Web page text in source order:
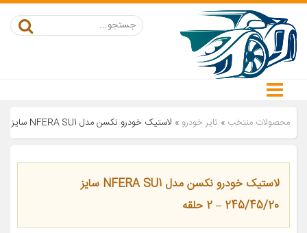
محصولات منتخب » تایر خودرو » لاستیک خودرو نکسن مدل NFERA SU1 سایز 245/45/20 – 2 حلقه
لاستیک خودرو نکسن مدل NFERA SU1 سایز
245/45/20 – 2 حلقه